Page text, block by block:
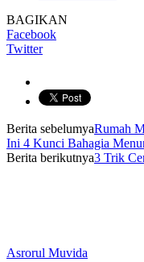
BAGIKAN
Facebook
Twitter
Berita sebelumyaRumah
Ini 4 Kunci Bahagia
Berita berikutnya3 Trik
Asrorul Muvida